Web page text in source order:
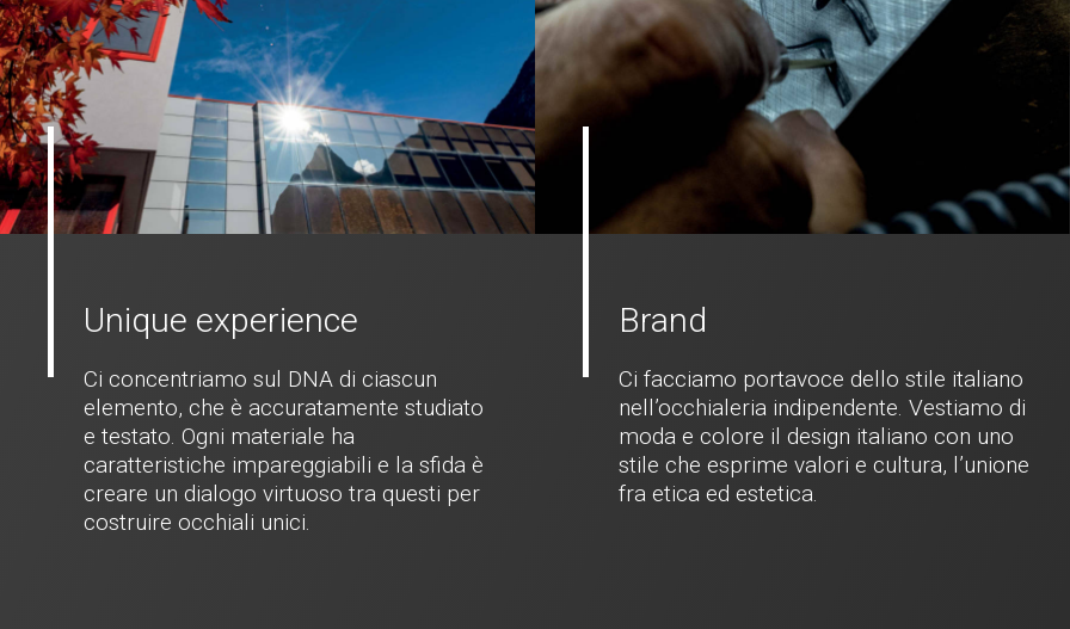
Unique experience
Ci concentriamo sul DNA di ciascun
elemento, che è accuratamente studiato
e testato. Ogni materiale ha
caratteristiche impareggiabili e la sfida è
creare un dialogo virtuoso tra questi per
costruire occhiali unici.
Brand
Ci facciamo portavoce dello stile italiano
nell’occhialeria indipendente. Vestiamo di
moda e colore il design italiano con uno
stile che esprime valori e cultura, l’unione
fra etica ed estetica.